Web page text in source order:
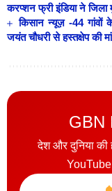
करप्शन फ्री इंडिया ने जिला
किसान न्यूज़ -44 गांवों
जयंत चौधरी से हस्तक्षेप की
GBN
देश और दुनिया की